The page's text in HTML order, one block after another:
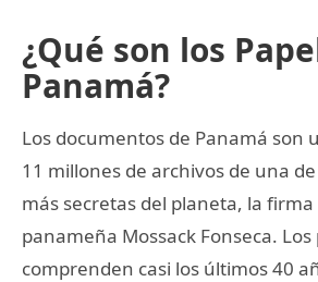
¿Qué son los
Panamá?
Los documentos de Panamá son
11 millones de archivos de una
más secretas del planeta, la
panameña Mossack Fonseca. Los
comprenden casi los últimos 40